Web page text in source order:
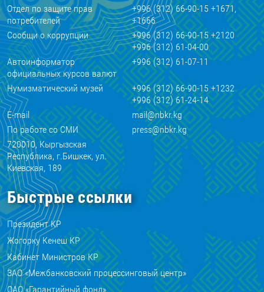
Отдел по защите прав
потребителей
+996 (312) 66-90-15 +1671,
+1666
Сообщи о коррупции
+996 (312) 66-90-15 +2120
+996 (312) 61-04-00
Автоинформатор
официальных курсов валют
+996 (312) 61-07-11
Нумизматический музей
+996 (312) 66-90-15 +1232
+996 (312) 61-24-14
E-mail
mail@nbkr.kg
По работе со СМИ
press@nbkr.kg
720010, Кыргызская
Республика, г.Бишкек, ул.
Киевская, 189
Быстрые ссылки
Президент КР
Жогорку Кенеш КР
Кабинет Министров КР
ЗАО «Межбанковский процессинговый центр»
ОАО «Гарантийный фонд»